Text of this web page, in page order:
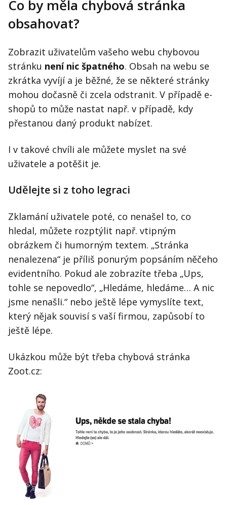
Co by měla chybová stránka
obsahovat?
Zobrazit uživatelům vašeho webu chybovou
stránku není nic špatného. Obsah na webu se
zkrátka vyvíjí a je běžné, že se některé stránky
mohou dočasně či zcela odstranit. V případě e-
shopů to může nastat např. v případě, kdy
přestanou daný produkt nabízet.
I v takové chvíli ale můžete myslet na své
uživatele a potěšit je.
Udělejte si z toho legraci
Zklamání uživatele poté, co nenašel to, co
hledal, můžete rozptýlit např. vtipným
obrázkem či humorným textem. „Stránka
nenalezena“ je příliš ponurým popsáním něčeho
evidentního. Pokud ale zobrazíte třeba „Ups,
tohle se nepovedlo“, „Hledáme, hledáme… A nic
jsme nenašli.“ nebo ještě lépe vymyslíte text,
který nějak souvisí s vaší firmou, zapůsobí to
ještě lépe.
Ukázkou může být třeba chybová stránka
Zoot.cz: